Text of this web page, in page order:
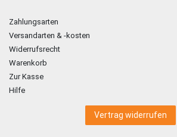
Zahlungsarten
Versandarten & -kosten
Widerrufsrecht
Warenkorb
Zur Kasse
Hilfe
Vertrag widerrufen